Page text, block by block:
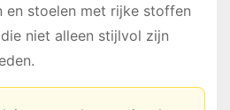
en stoelen met rijke stoffen
niet alleen stijlvol zijn